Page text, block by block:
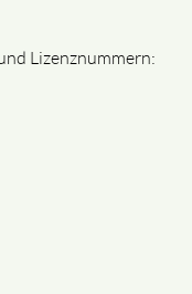
Lizenznummern: